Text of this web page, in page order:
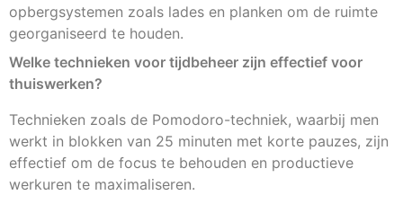
opbergsystemen zoals lades en planken om de ruimte
georganiseerd te houden.
Welke technieken voor tijdbeheer zijn effectief voor
thuiswerken?
Technieken zoals de Pomodoro-techniek, waarbij men
werkt in blokken van 25 minuten met korte pauzes, zijn
effectief om de focus te behouden en productieve
werkuren te maximaliseren.